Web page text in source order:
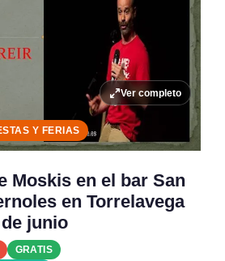
Ver completo
Y FERIAS
Moskis en el bar San
en Torrelavega
junio
GRATIS